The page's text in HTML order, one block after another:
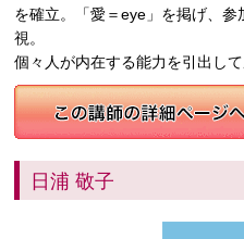
を確立。「愛＝eye」を掲げ、
視。
個々人が内在する能力を引出し
日浦 敬子